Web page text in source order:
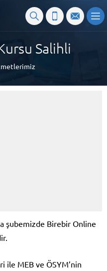
Salihli
şubemizde Birebir Online
ile MEB ve ÖSYM’nin